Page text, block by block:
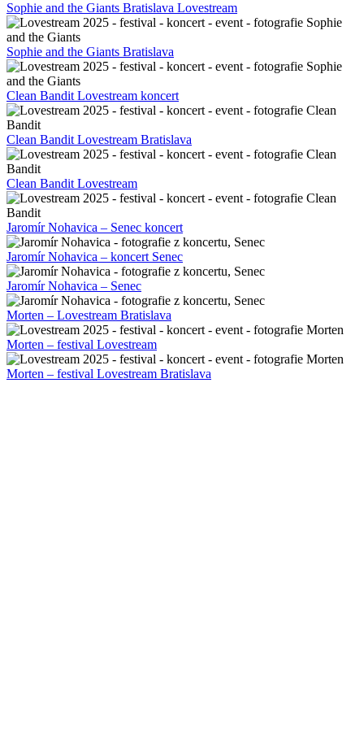
Sophie and the Giants Bratislava Lovestream
Sophie and the Giants Bratislava
Clean Bandit Lovestream koncert
Clean Bandit Lovestream Bratislava
Clean Bandit Lovestream
Jaromír Nohavica – Senec koncert
Jaromír Nohavica – koncert Senec
Jaromír Nohavica – Senec
Morten – Lovestream Bratislava
Morten – festival Lovestream
Morten – festival Lovestream Bratislava